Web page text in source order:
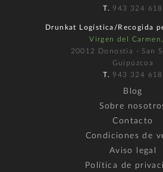
T. 943 324 618
Drunkat Logística/Recogida
Virgen del
20012 Donostia - San
Guipúzcoa
T. 943 324 618
Blog
Sobre
Contacto
Condiciones de
Aviso legal
Política de